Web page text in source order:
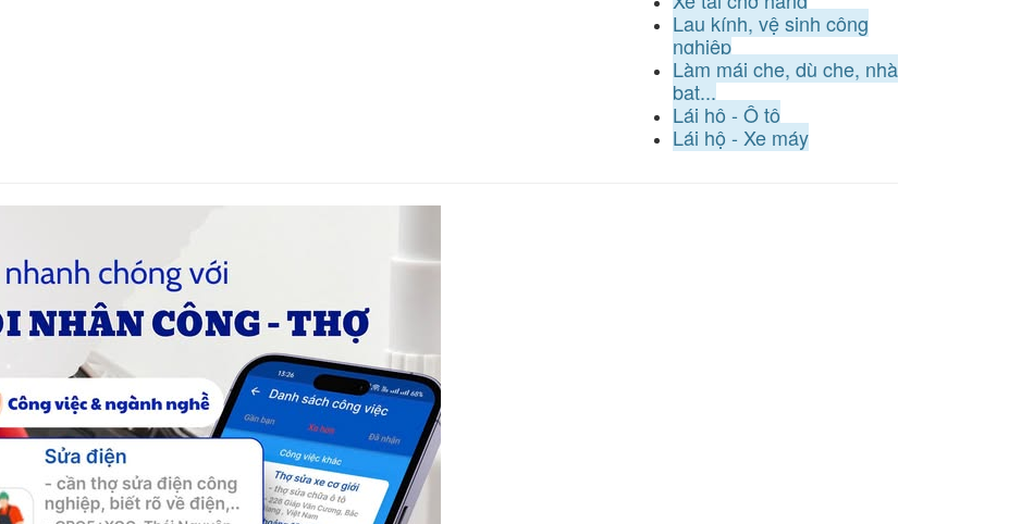
Lau kính, vệ sinh công
nghiệp
Làm mái che, dù che, nhà
bạt...
Lái hộ - Ô tô
Lái hộ - Xe máy